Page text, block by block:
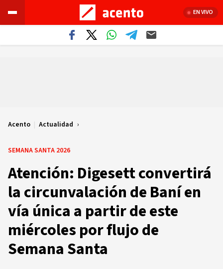
EN VIVO
Acento | Actualidad
SEMANA SANTA 2026
Atención: Digesett convertirá
la circunvalación de Baní en
vía única a partir de este
miércoles por flujo de
Semana Santa